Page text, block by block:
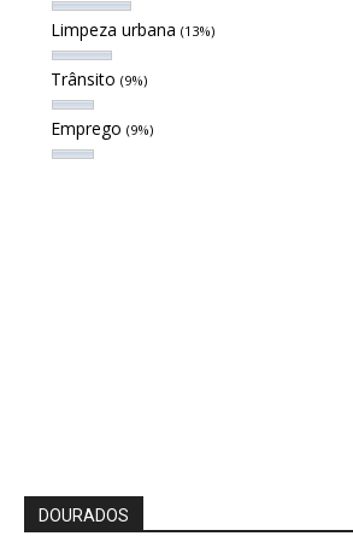
Limpeza urbana (13%)
Trânsito (9%)
Emprego (9%)
DOURADOS